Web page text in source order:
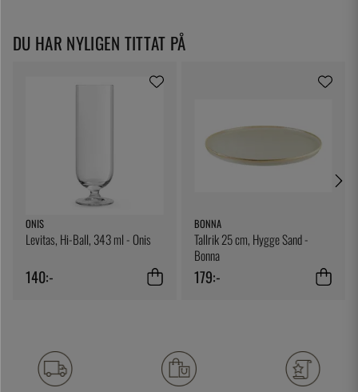
DU HAR NYLIGEN TITTAT PÅ
ONIS
Levitas, Hi-Ball, 343 ml - Onis
140:-
BONNA
Tallrik 25 cm, Hygge Sand -
Bonna
179:-